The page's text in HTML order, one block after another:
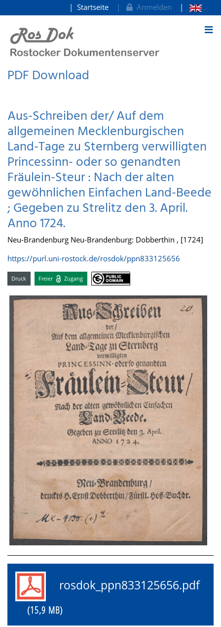
zum Inhalt
Startseite Anmelden
PDF Download
Aus-Schreiben der/ Auf dem
allgemeinen Mecklenburgischen
Land-Tage zu Sternberg verwilligten
Princessinn- oder so genandten
Fräulein-Steur : Nach der alten
gewöhnlichen Einfachen Land-Beede
; Gegeben zu Strelitz den 3. April.
Anno 1724.
Neu-Brandenburg Neu-Brandenburg: Dobberthin , [1724]
https://purl.uni-rostock.de/rosdok/ppn833125656
Druck Freier Zugang
rosdok_ppn833125656.pdf
(15,9 MB)